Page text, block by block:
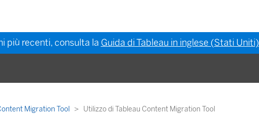
più recenti, consulta la Guida di Tableau in inglese (Stati Uniti)
Migration Tool Utilizzo di Tableau Content Migration Tool